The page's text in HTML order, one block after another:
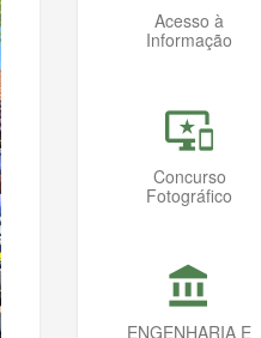
Acesso à
Informação
important_devices
Concurso
Fotográfico
account_balance
ENGENHARIA E